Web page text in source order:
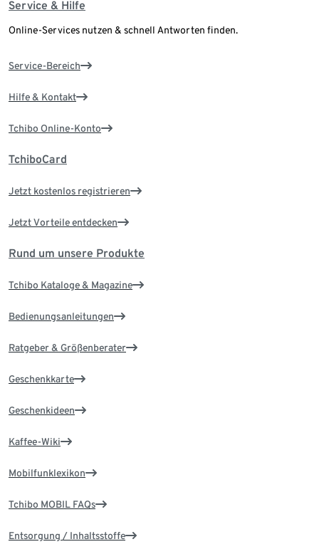
Service & Hilfe
Online-Services nutzen & schnell Antworten finden.
Service-Bereich
Hilfe & Kontakt
Tchibo Online-Konto
TchiboCard
Jetzt kostenlos registrieren
Jetzt Vorteile entdecken
Rund um unsere Produkte
Tchibo Kataloge & Magazine
Bedienungsanleitungen
Ratgeber & Größenberater
Geschenkkarte
Geschenkideen
Kaffee-Wiki
Mobilfunklexikon
Tchibo MOBIL FAQs
Entsorgung / Inhaltsstoffe